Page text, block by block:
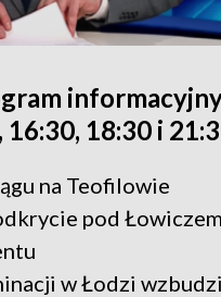
18:30 i
na Teofilowie
pod Łowiczem
w Łodzi